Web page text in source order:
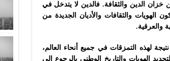
الدين والثقافة. فالدين لا يتدخل في
والثقافات والأديان الجديدة من
والعرقية.
لهذه التمزقات في جميع أنحاء العالم،
الهويات والتاريخ الوطني بالرجوع إلى